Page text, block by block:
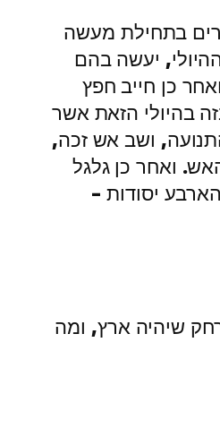
בתחילת מעשה
יעשה בהם
כן חייב חפץ
בהיולי הזאת אשר
ושב אש זכה,
ואחר כן גלגל
יסודות –
שיהיה ארץ, ומה